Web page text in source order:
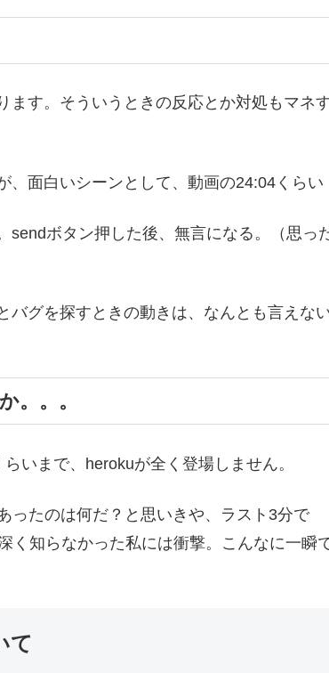
ます。そういうときの反応とか対処もマネ
、面白いシーンとして、動画の24:04くらい
sendボタン押した後、無言になる。（思っ
バグを探すときの動きは、なんとも言えな
。。。
いまで、herokuが全く登場しません。
ったのは何だ？と思いきや、ラスト3分で
く知らなかった私には衝撃。こんなに一瞬
て